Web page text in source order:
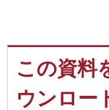
この資料
ウンロー